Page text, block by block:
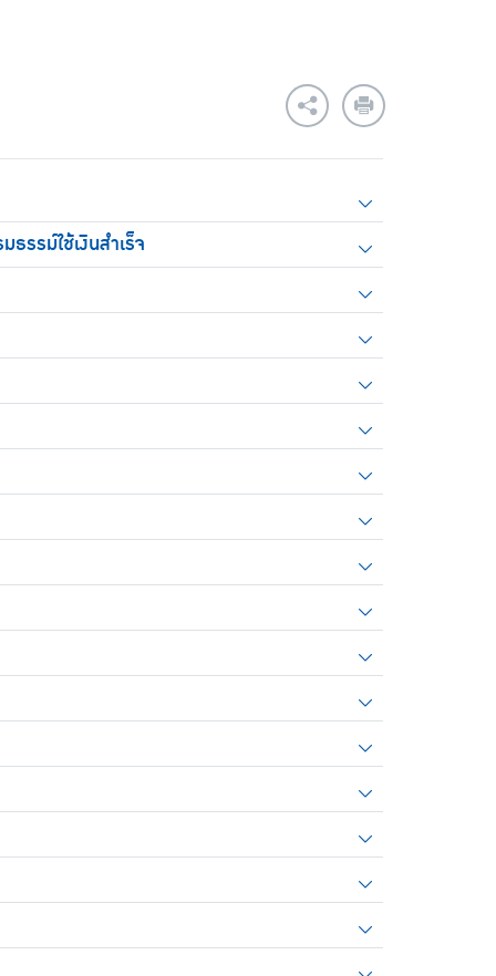
รรม์ใช้เงินสำเร็จ